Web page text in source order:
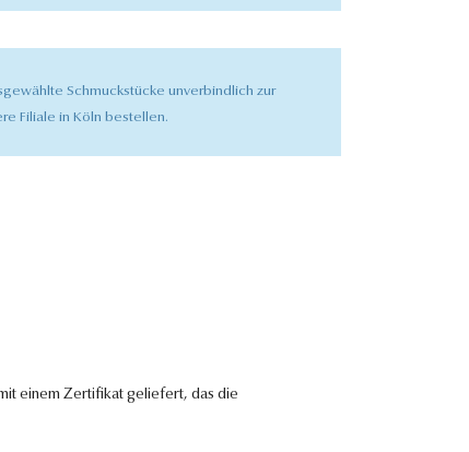
Schmuckstücke unverbindlich zur
Filiale in Köln bestellen.
einem Zertifikat geliefert, das die